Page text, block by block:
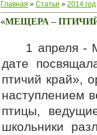
Главная » Статьи » 2014 год
«МЕЩЕРА –
1 апреля -
дате
птичий край»,
наступлением
птицы,
школьники